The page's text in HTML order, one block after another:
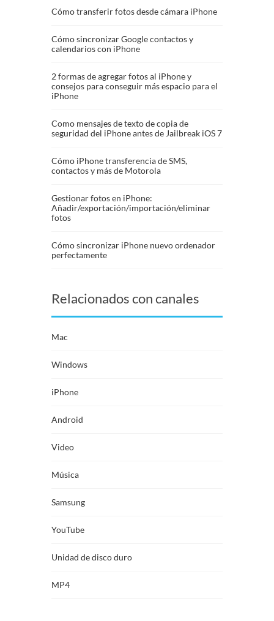
Cómo transferir fotos desde cámara iPhone
Cómo sincronizar Google contactos y
calendarios con iPhone
2 formas de agregar fotos al iPhone y
consejos para conseguir más espacio para el
iPhone
Como mensajes de texto de copia de
seguridad del iPhone antes de Jailbreak iOS 7
Cómo iPhone transferencia de SMS,
contactos y más de Motorola
Gestionar fotos en iPhone:
Añadir/exportación/importación/eliminar
fotos
Cómo sincronizar iPhone nuevo ordenador
perfectamente
Relacionados con canales
Mac
Windows
iPhone
Android
Video
Música
Samsung
YouTube
Unidad de disco duro
MP4